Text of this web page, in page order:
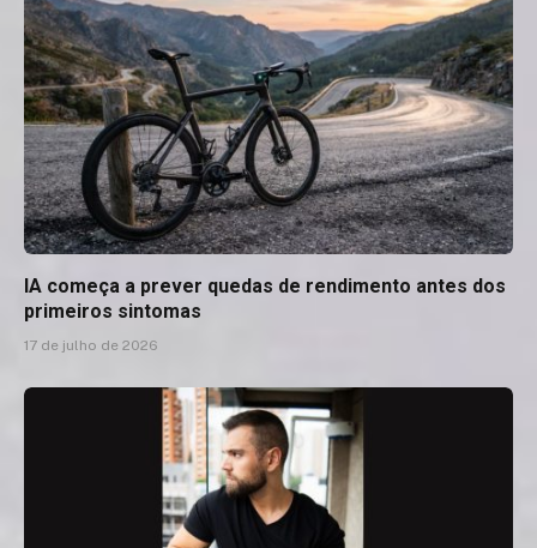
IA começa a prever quedas de rendimento antes dos
primeiros sintomas
17 de julho de 2026